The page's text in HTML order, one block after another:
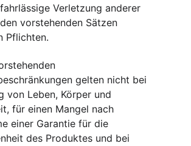
Verletzung anderer
vorstehenden Sätzen
Pflichten.
gelten nicht bei
von Leben, Körper und
für einen Mangel nach
einer Garantie für die
des Produktes und bei